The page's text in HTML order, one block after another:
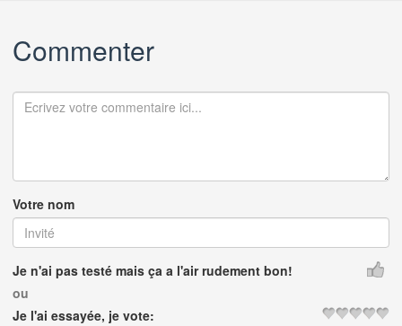
Commenter
Votre nom
Je n'ai pas testé mais ça a l'air rudement bon!
ou
Je l'ai essayée, je vote: